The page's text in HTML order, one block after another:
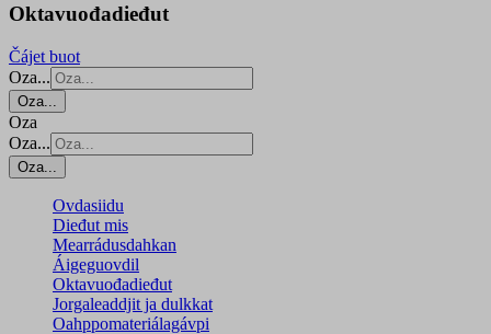
Oktavuođadieđut
Čájet buot
Oza...
Oza...
Oza
Oza...
Oza...
Ovdasiidu
Dieđut mis
Mearrádusdahkan
Áigeguovdil
Oktavuođadieđut
Jorgaleaddjit ja dulkkat
Oahppomateriálagávpi